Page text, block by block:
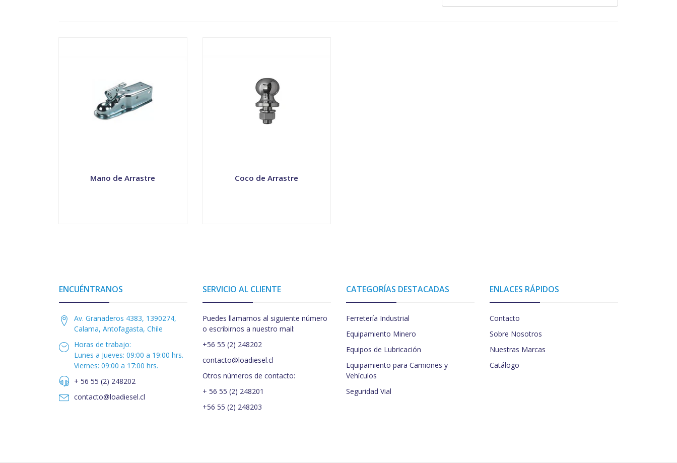
Mano de Arrastre Coco de Arrastre
ENCUÉNTRANOS
Av. Granaderos 4383, 1390274,
Calama, Antofagasta, Chile
Horas de trabajo:
Lunes a Jueves: 09:00 a 19:00 hrs.
Viernes: 09:00 a 17:00 hrs.
+ 56 55 (2) 248202
contacto@loadiesel.cl
SERVICIO AL CLIENTE
Puedes llamarnos al siguiente número
o escribirnos a nuestro mail:
+56 55 (2) 248202
contacto@loadiesel.cl
Otros números de contacto:
+ 56 55 (2) 248201
+56 55 (2) 248203
CATEGORÍAS DESTACADAS
Ferretería Industrial
Equipamiento Minero
Equipos de Lubricación
Equipamiento para Camiones y
Vehículos
Seguridad Vial
ENLACES RÁPIDOS
Contacto
Sobre Nosotros
Nuestras Marcas
Catálogo